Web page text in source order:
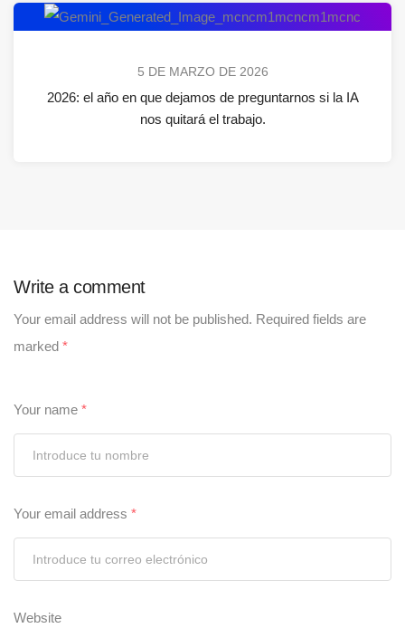
5 DE MARZO DE 2026
2026: el año en que dejamos de preguntarnos si la IA
nos quitará el trabajo.
Write a comment
Your email address will not be published. Required fields are
marked *
Your name *
Your email address *
Website